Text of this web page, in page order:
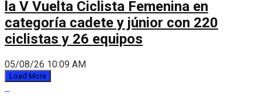
la V Vuelta Ciclista Femenina en
categoría cadete y júnior con 220
ciclistas y 26 equipos
05/08/26 10:09 AM
Load More